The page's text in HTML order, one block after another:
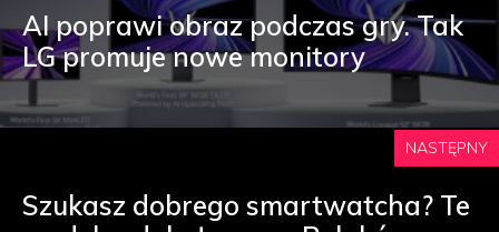
AI poprawi obraz podczas gry. Tak
LG promuje nowe monitory
NASTĘPNY
Szukasz dobrego smartwatcha? Te